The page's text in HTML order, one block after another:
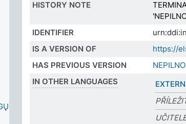
HISTORY NOTE
IDENTIFIER
IS A VERSION OF
https://
HAS PREVIOUS VERSION
IN OTHER LANGUAGES